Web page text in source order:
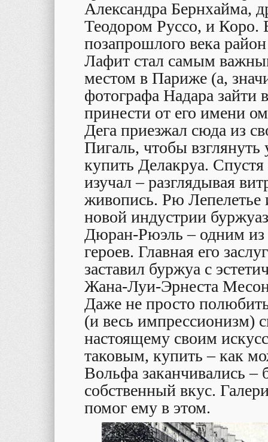
Александра Бернхайма,
Теодором Руссо, и Коро.
позапрошлого века
Лафит стал самым
местом в Париже (а,
фотографа Надара зайти
принести от его имени
Дега приезжал сюда из
Пигаль, чтобы
купить Делакруа.
изучал – разглядывая
живопись. Рю
новой индустрии
Дюран-Рюэль – одним из
героев. Главная его
заставил буржуа с
Жана-Луи-Эрнеста
Даже не просто
(и весь импрессионизм)
настоящему своим
таковым, купить – как
Вольфа заканчивались –
собственный вкус.
помог ему в этом.